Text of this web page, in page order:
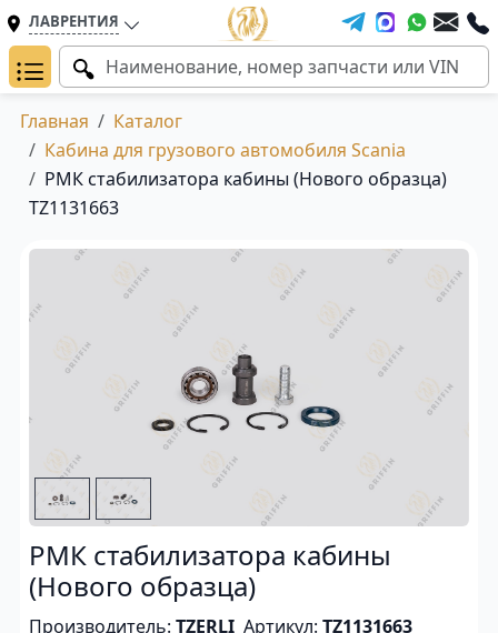
ЛАВРЕНТИЯ
Главная
Каталог
Кабина для грузового автомобиля Scania
РМК стабилизатора кабины (Нового образца)
TZ1131663
РМК стабилизатора кабины
(Нового образца)
Производитель: TZERLI Артикул: TZ1131663